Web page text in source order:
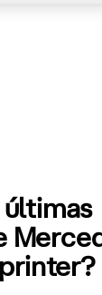
últimas